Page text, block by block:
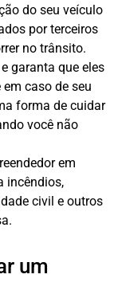
do seu veículo
por terceiros
no trânsito.
garanta que eles
caso de seu
forma de cuidar
você não
em
incêndios,
civil e outros
um